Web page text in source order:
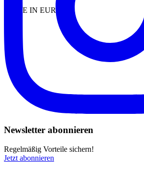
MADE IN EUROPE
Newsletter abonnieren
Regelmäßig Vorteile sichern!
Jetzt abonnieren